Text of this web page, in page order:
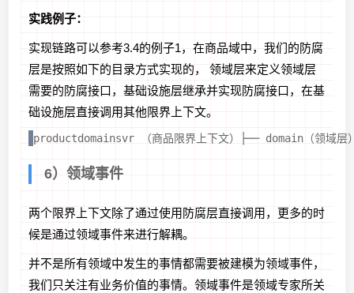
实践例子：
实现链路可以参考3.4的例子1，在商品域中，我们的防腐
层是按照如下的目录方式实现的， 领域层来定义领域层
需要的防腐接口，基础设施层继承并实现防腐接口，在基
础设施层直接调用其他限界上下文。
productdomainsvr （商品限界上下文）├── domain
6）领域事件
两个限界上下文除了通过使用防腐层直接调用，更多的时
候是通过领域事件来进行解耦。
并不是所有领域中发生的事情都需要被建模为领域事件，
我们只关注有业务价值的事情。领域事件是领域专家所关